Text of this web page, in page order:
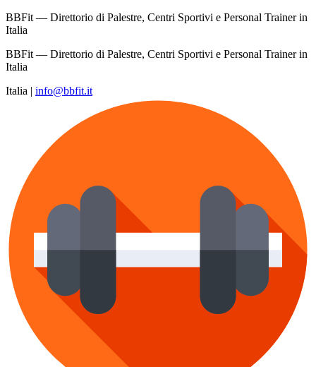
BBFit — Direttorio di Palestre, Centri Sportivi e Personal Trainer in
Italia
BBFit — Direttorio di Palestre, Centri Sportivi e Personal Trainer in
Italia
Italia | info@bbfit.it